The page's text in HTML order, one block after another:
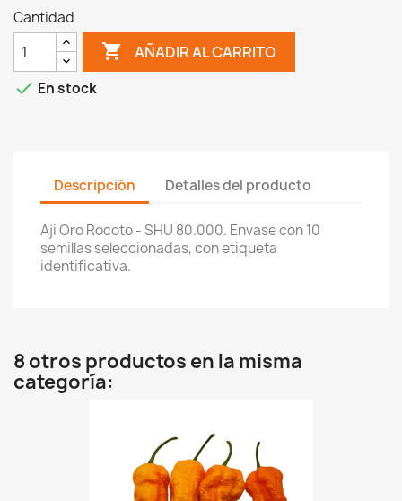
Cantidad
 AÑADIR AL CARRITO
 En stock
Descripción Detalles del producto
Aji Oro Rocoto - SHU 80.000. Envase con 10
semillas seleccionadas, con etiqueta
identificativa.
8 otros productos en la misma
categoría: